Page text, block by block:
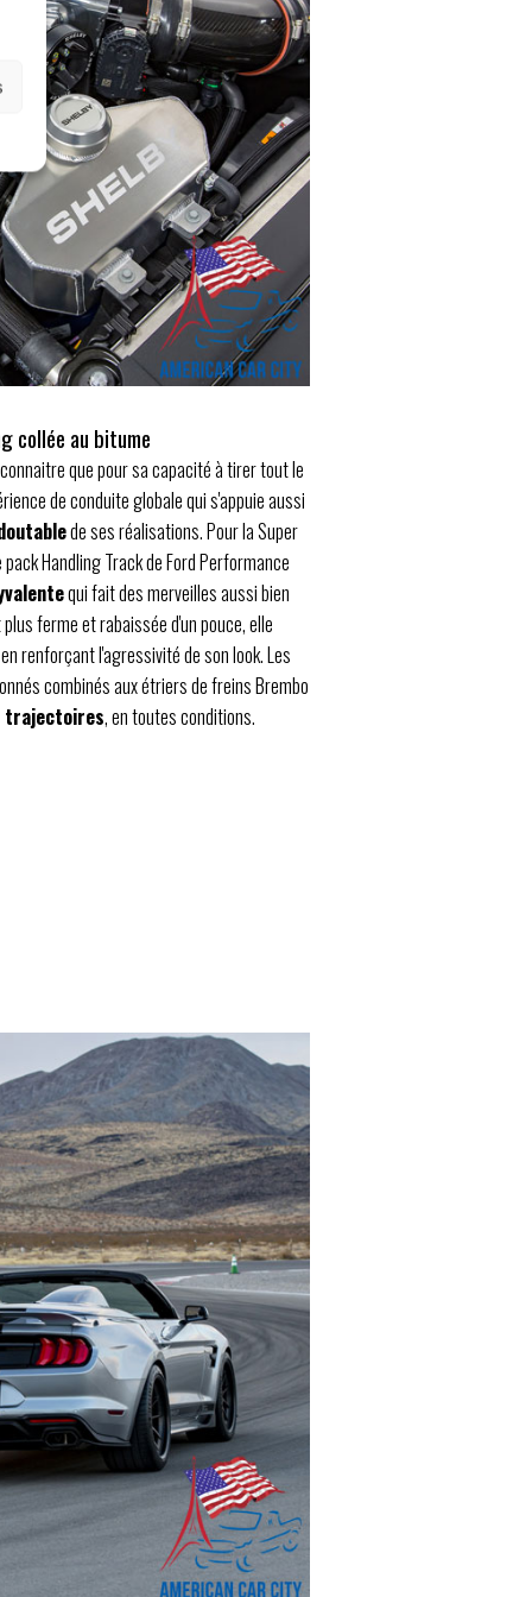
collée au bitume
que pour sa capacité à tirer tout le
de conduite globale qui s'appuie aussi
de ses réalisations. Pour la Super
Handling Track de Ford Performance
qui fait des merveilles aussi bien
ferme et rabaissée d'un pouce, elle
renforçant l'agressivité de son look. Les
combinés aux étriers de freins Brembo
trajectoires, en toutes conditions.